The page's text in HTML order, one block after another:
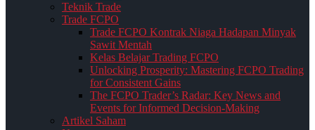
Teknik Trade
Trade FCPO
Trade FCPO Kontrak Niaga Hadapan Minyak
Sawit Mentah
Kelas Belajar Trading FCPO
Unlocking Prosperity: Mastering FCPO Trading
for Consistent Gains
The FCPO Trader’s Radar: Key News and
Events for Informed Decision-Making
Artikel Saham